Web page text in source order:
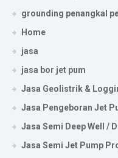
grounding penangkal
Home
jasa
jasa bor jet pum
Jasa Geolistrik &
Jasa Pengeboran Jet
Jasa Semi Deep Well /
Jasa Semi Jet Pump